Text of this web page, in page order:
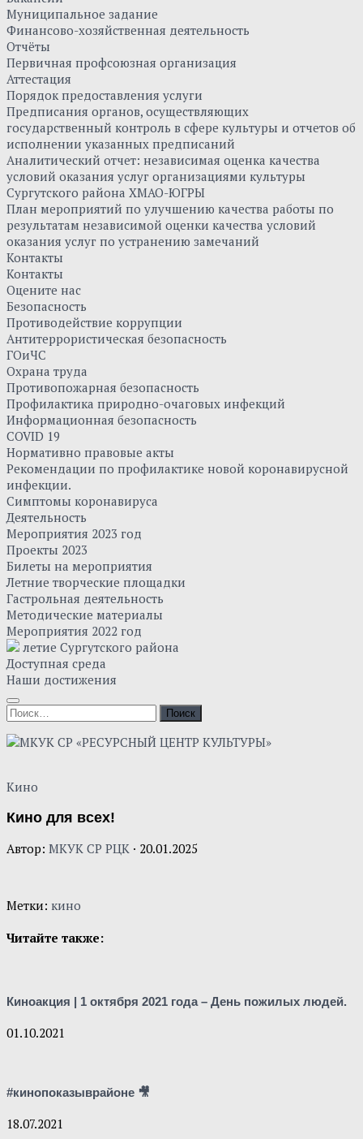
Муниципальное задание
Финансово-хозяйственная деятельность
Отчёты
Первичная профсоюзная организация
Аттестация
Порядок предоставления услуги
Предписания органов, осуществляющих
государственный контроль в сфере культуры и отчетов об
исполнении указанных предписаний
Аналитический отчет: независимая оценка качества
условий оказания услуг организациями культуры
Сургутского района ХМАО-ЮГРЫ
План мероприятий по улучшению качества работы по
результатам независимой оценки качества условий
оказания услуг по устранению замечаний
Контакты
Контакты
Оцените нас
Безопасность
Противодействие коррупции
Антитеррористическая безопасность
ГОиЧС
Охрана труда
Противопожарная безопасность
Профилактика природно-очаговых инфекций
Информационная безопасность
COVID 19
Нормативно правовые акты
Рекомендации по профилактике новой коронавирусной
инфекции.
Симптомы коронавируса
Деятельность
Мероприятия 2023 год
Проекты 2023
Билеты на мероприятия
Летние творческие площадки
Гастрольная деятельность
Методические материалы
Мероприятия 2022 год
летие Сургутского района
Доступная среда
Наши достижения
Найти:
Кино
Кино для всех!
Автор: МКУК СР РЦК · 20.01.2025
Метки: кино
Читайте также:
Киноакция | 1 октября 2021 года – День пожилых людей.
01.10.2021
#кинопоказыврайоне 🎥
18.07.2021